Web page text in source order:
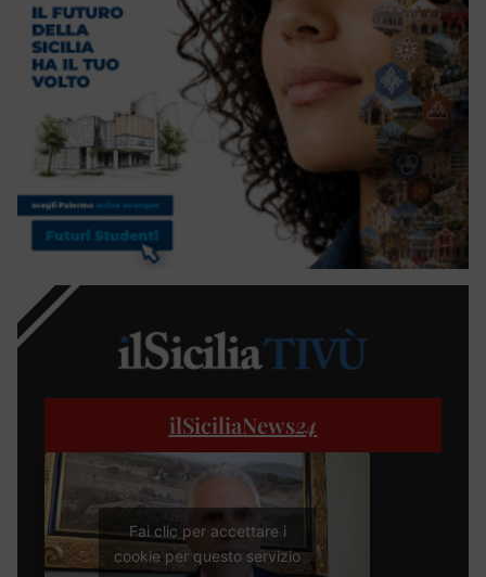
ilSiciliaNews24
Fai clic per accettare i
cookie per questo servizio